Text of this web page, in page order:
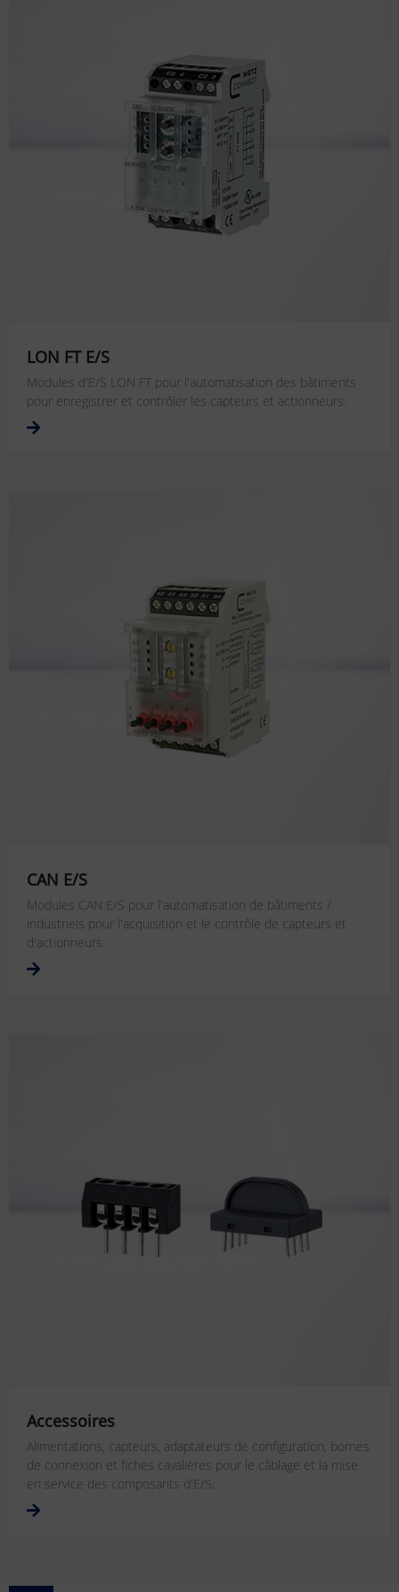
LON FT E/S
Modules d'E/S LON FT pour l'automatisation des bâtiments
pour enregistrer et contrôler les capteurs et actionneurs.
CAN E/S
Modules CAN E/S pour l'automatisation de bâtiments /
industriels pour l'acquisition et le contrôle de capteurs et
d'actionneurs.
Accessoires
Alimentations, capteurs, adaptateurs de configuration, bornes
de connexion et fiches cavalières pour le câblage et la mise
en service des composants d'E/S.